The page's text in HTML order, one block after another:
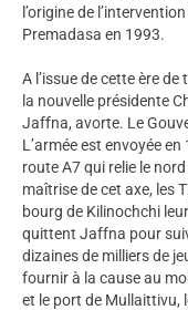
l’origine de
Premadasa en 1993.
A l’issue de cette ère
la nouvelle présidente
Jaffna, avorte. Le
L’armée est envoyée
route A7 qui relie le
maîtrise de cet axe, les
bourg de Kilinochchi
quittent Jaffna pour
dizaines de milliers de
fournir à la cause au
et le port de Mullaittivu,